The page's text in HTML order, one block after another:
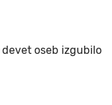
oseb izgubilo